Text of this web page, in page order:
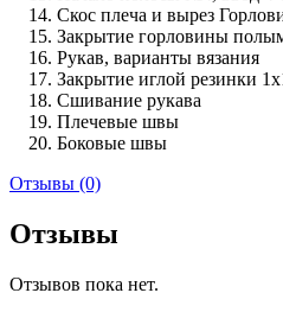
Скос плеча и вырез
Закрытие горловины
Рукав, варианты вязания
Закрытие иглой резинки
Сшивание рукава
Плечевые швы
Боковые швы
Отзывы (0)
Отзывы
Отзывов пока нет.